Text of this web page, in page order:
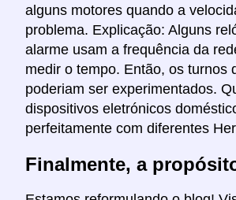
alguns motores quando a
problema. Explicação: Alguns
alarme usam a frequência da
medir o tempo. Então, os turnos
poderiam ser experimentados.
dispositivos eletrónicos
perfeitamente com diferentes
Finalmente, a